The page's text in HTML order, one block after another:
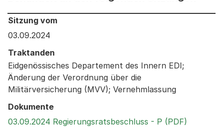
Behandelt an den folgenden Sitzungen: Informationen
Sitzung vom
03.09.2024
Traktanden
Eidgenössisches Departement des Innern EDI;
Änderung der Verordnung über die
Militärversicherung (MVV); Vernehmlassung
Dokumente
03.09.2024 Regierungsratsbeschluss - P (PDF)